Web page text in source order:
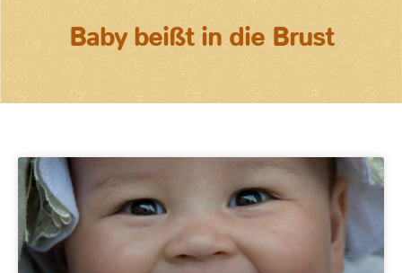
Baby beißt in die Brust